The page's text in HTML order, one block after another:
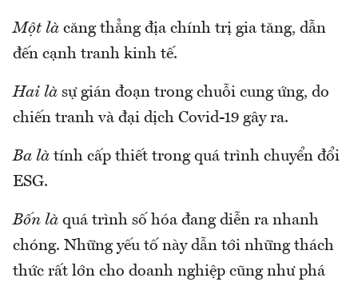
Một là căng thẳng địa chính trị gia tăng, dẫn
đến cạnh tranh kinh tế.
Hai là sự gián đoạn trong chuỗi cung ứng, do
chiến tranh và đại dịch Covid-19 gây ra.
Ba là tính cấp thiết trong quá trình chuyển đổi
ESG.
Bốn là quá trình số hóa đang diễn ra nhanh
chóng. Những yếu tố này dẫn tới những thách
thức rất lớn cho doanh nghiệp cũng như phá